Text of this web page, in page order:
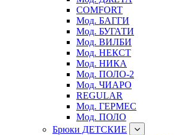
COMFORT
Мод. БАГГИ
Мод. БУГАТИ
Мод. ВИЛБИ
Мод. НЕКСТ
Мод. НИКА
Мод. ПОЛО-2
Мод. ЧИАРО
REGULAR
Мод. ГЕРМЕС
Мод. ПОЛО
Брюки ДЕТСКИЕ